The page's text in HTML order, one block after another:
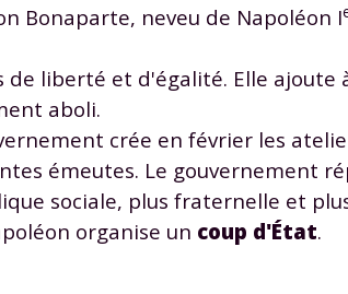
Bonaparte, neveu de Napoléon I
de liberté et d'égalité. Elle ajoute
aboli.
crée en février les
émeutes. Le gouvernement
sociale, plus fraternelle et
organise un coup d'État.
réussir votre
Testez gratuitement
notre plateforme de
Fiches de cours et vidéos